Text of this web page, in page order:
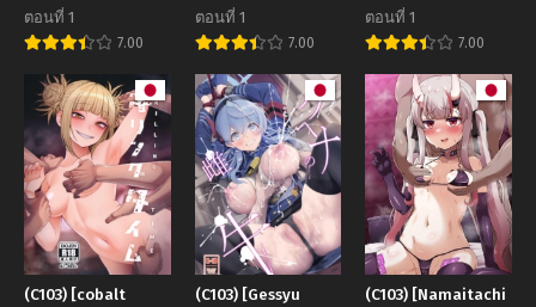
Nodoame
(Gokubuto
Mayuge)]
Sakurako-sama wa
Nani mo Shiranai
(Blue Archive)
[18kamiscan]
ตอนที่ 1
7.00
Yamakaze-chan to
Private Beach de
Yuuwaku Kozukuri
Sex (Kantai
Collection -
KanColle-)
ตอนที่ 1
7.00
Tamizou)] Seminar
no Dosukebe
Pakopako
Natsuyasumi!
Seminar’s Lewd
and Sexy Summer
Vacation! (Blue
Archive)
ตอนที่ 1
7.00
(C103) [cobalt
(C103) [Gessyu
(C103) [Namaitachi